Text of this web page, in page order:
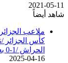
2021-05-11
شاهد أيضاً
ملاعب الجزائر
كأس الجزائر /
الحراش /1-0 بعد الوقت الإضافي/ ويبلغ النهائي
2025-04-16